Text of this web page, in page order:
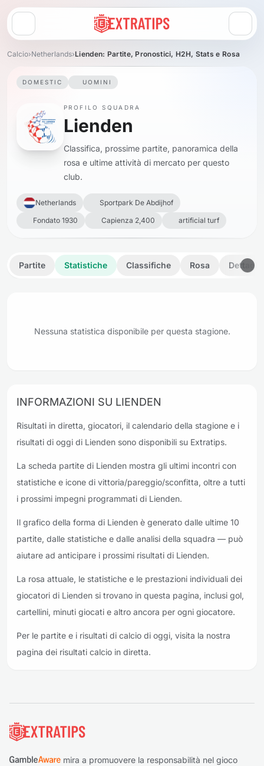
Apri menu
Calcio›Netherlands›Lienden: Partite, Pronostici, H2H, Stats e Rosa
DOMESTIC UOMINI
PROFILO SQUADRA
Lienden
Classifica, prossime partite, panoramica della
rosa e ultime attività di mercato per questo
club.
Netherlands
Sportpark De Abdijhof
Fondato 1930
Capienza 2,400 artificial turf
Partite Statistiche Classifiche Rosa Dettagli
Nessuna statistica disponibile per questa stagione.
INFORMAZIONI SU LIENDEN
Risultati in diretta, giocatori, il calendario della stagione e i
risultati di oggi di Lienden sono disponibili su Extratips.
La scheda partite di Lienden mostra gli ultimi incontri con
statistiche e icone di vittoria/pareggio/sconfitta, oltre a tutti
i prossimi impegni programmati di Lienden.
Il grafico della forma di Lienden è generato dalle ultime 10
partite, dalle statistiche e dalle analisi della squadra — può
aiutare ad anticipare i prossimi risultati di Lienden.
La rosa attuale, le statistiche e le prestazioni individuali dei
giocatori di Lienden si trovano in questa pagina, inclusi gol,
cartellini, minuti giocati e altro ancora per ogni giocatore.
Per le partite e i risultati di calcio di oggi, visita la nostra
pagina dei risultati calcio in diretta.
mira a promuovere la responsabilità nel gioco